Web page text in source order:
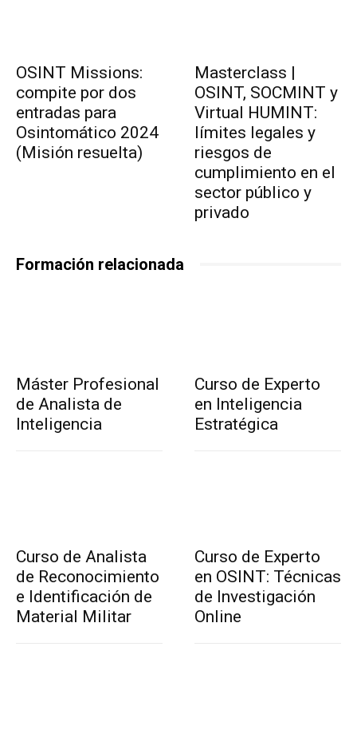
OSINT Missions:
compite por dos
entradas para
Osintomático 2024
(Misión resuelta)
Masterclass |
OSINT, SOCMINT y
Virtual HUMINT:
límites legales y
riesgos de
cumplimiento en el
sector público y
privado
Formación relacionada
Máster Profesional
de Analista de
Inteligencia
Curso de Experto
en Inteligencia
Estratégica
Curso de Analista
de Reconocimiento
e Identificación de
Material Militar
Curso de Experto
en OSINT: Técnicas
de Investigación
Online